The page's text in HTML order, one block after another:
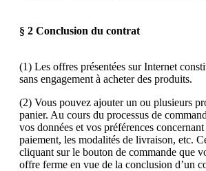
§ 2 Conclusion du contrat
(1) Les offres présentées sur Internet
sans engagement à acheter des produits.
(2) Vous pouvez ajouter un ou plusieurs
panier. Au cours du processus de
vos données et vos préférences
paiement, les modalités de livraison, etc.
cliquant sur le bouton de commande que
offre ferme en vue de la conclusion d’un